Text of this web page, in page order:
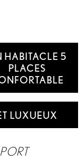
HABITACLE 5
PLACES
LUXUEUX